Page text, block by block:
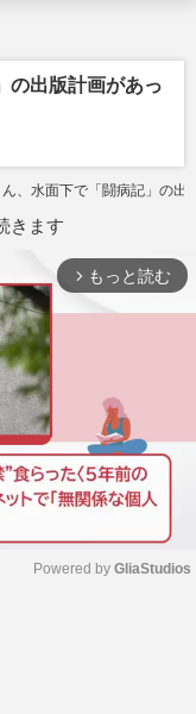
の出版計画があっ
、水面下で「闘病記」の出
きます
arrow_forward_ios もっと読む
Powered by GliaStudios